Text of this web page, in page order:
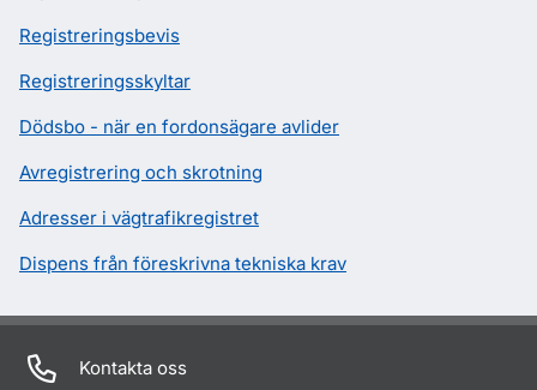
Registreringsbevis
Registreringsskyltar
Dödsbo - när en fordonsägare avlider
Avregistrering och skrotning
Adresser i vägtrafikregistret
Dispens från föreskrivna tekniska krav
Kontakta oss